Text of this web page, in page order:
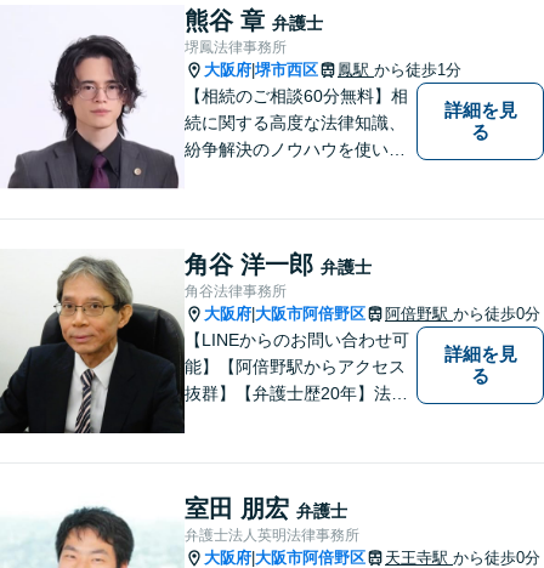
かりとお応えいたします。 お
気軽にご相談ください。
熊谷 章 弁護士
堺鳳法律事務所
大阪府 堺市西区 鳳駅 から徒歩1分
【相続のご相談60分無料】相
続に関する高度な法律知識、
紛争解決のノウハウを使い、
確かつスピーディーに進め、
ご相談様にとって最適なご提
案ができるよう努めます。
詳細を見
る
角谷 洋一郎 弁護士
角谷法律事務所
大阪府 大阪市阿倍野区 阿倍野駅 から徒歩0分
【LINEからのお問い合わせ可
能】【阿倍野駅からアクセス
抜群】【弁護士歴20年】法テ
トップ対応が強み！交通事故
／遺産分割／離婚／債務整理
／その他
詳細を見
る
室田 朋宏 弁護士
弁護士法人英明法律事務所
大阪府 大阪市阿倍野区 天王寺駅 から徒歩0分